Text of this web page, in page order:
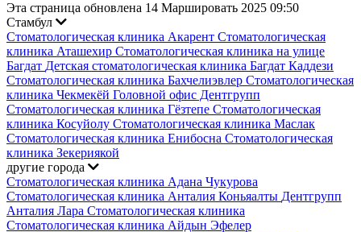
Эта страница обновлена 14 Маршировать 2025 09:50
Стамбул
Стоматологическая клиника Акарент Стоматологическая
клиника Аташехир Стоматологическая клиника на улице
Багдат Детская стоматологическая клиника Багдат Каддези
Стоматологическая клиника Бахчелиэвлер Стоматологическая
клиника Чекмекёй Головной офис Дентгрупп
Стоматологическая клиника Гёзтепе Стоматологическая
клиника Косуйолу Стоматологическая клиника Маслак
Стоматологическая клиника Енибосна Стоматологическая
клиника Зекериякой
другие города
Стоматологическая клиника Адана Чукурова
Стоматологическая клиника Анталия Коньяалты Дентгрупп
Анталия Лара Стоматологическая клиника
Стоматологическая клиника Айдын Эфелер